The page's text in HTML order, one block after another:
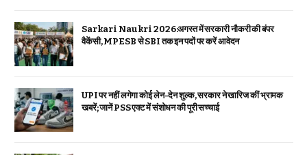
Sarkari Naukri 2026:अगस्त में सरकारी नौकरी की बंपर
वैकेंसी, MPESB से SBI तक इन पदों पर करें आवेदन
UPI पर नहीं लगेगा कोई लेन-देन शुल्क, सरकार ने खारिज कीं भ्रामक
खबरें; जानें PSS एक्ट में संशोधन की पूरी सच्चाई